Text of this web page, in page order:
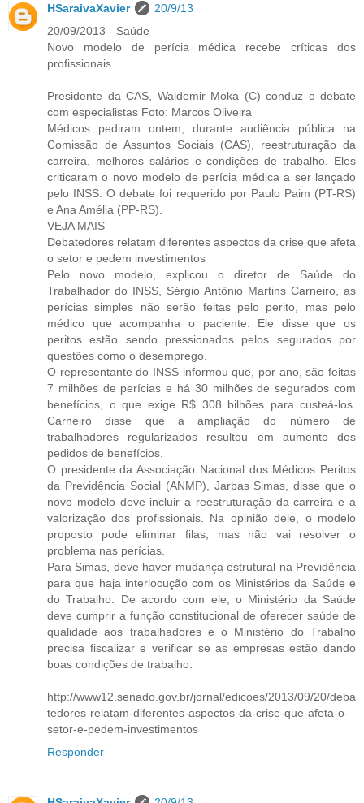
HSaraivaXavier
20/9/13
20/09/2013 - Saúde
Novo modelo de perícia médica recebe críticas dos
profissionais
Presidente da CAS, Waldemir Moka (C) conduz o debate
com especialistas Foto: Marcos Oliveira
Médicos pediram ontem, durante audiência pública na
Comissão de Assuntos Sociais (CAS), reestruturação da
carreira, melhores salários e condições de trabalho. Eles
criticaram o novo modelo de perícia médica a ser lançado
pelo INSS. O debate foi requerido por Paulo Paim (PT-RS)
e Ana Amélia (PP-RS).
VEJA MAIS
Debatedores relatam diferentes aspectos da crise que afeta
o setor e pedem investimentos
Pelo novo modelo, explicou o diretor de Saúde do
Trabalhador do INSS, Sérgio Antônio Martins Carneiro, as
perícias simples não serão feitas pelo perito, mas pelo
médico que acompanha o paciente. Ele disse que os
peritos estão sendo pressionados pelos segurados por
questões como o desemprego.
O representante do INSS informou que, por ano, são feitas
7 milhões de perícias e há 30 milhões de segurados com
benefícios, o que exige R$ 308 bilhões para custeá-los.
Carneiro disse que a ampliação do número de
trabalhadores regularizados resultou em aumento dos
pedidos de benefícios.
O presidente da Associação Nacional dos Médicos Peritos
da Previdência Social (ANMP), Jarbas Simas, disse que o
novo modelo deve incluir a reestruturação da carreira e a
valorização dos profissionais. Na opinião dele, o modelo
proposto pode eliminar filas, mas não vai resolver o
problema nas perícias.
Para Simas, deve haver mudança estrutural na Previdência
para que haja interlocução com os Ministérios da Saúde e
do Trabalho. De acordo com ele, o Ministério da Saúde
deve cumprir a função constitucional de oferecer saúde de
qualidade aos trabalhadores e o Ministério do Trabalho
precisa fiscalizar e verificar se as empresas estão dando
boas condições de trabalho.
http://www12.senado.gov.br/jornal/edicoes/2013/09/20/deba
tedores-relatam-diferentes-aspectos-da-crise-que-afeta-o-
setor-e-pedem-investimentos
Responder